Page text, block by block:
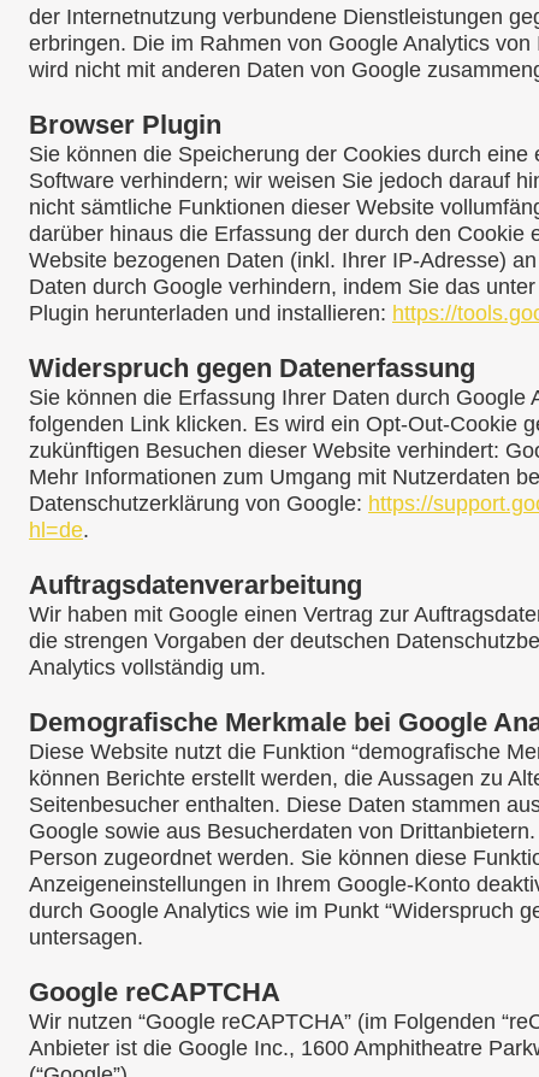
der Internetnutzung verbundene Dienstleistungen
erbringen. Die im Rahmen von Google Analytics
wird nicht mit anderen Daten von Google
Browser Plugin
Sie können die Speicherung der Cookies durch
Software verhindern; wir weisen Sie jedoch darauf
nicht sämtliche Funktionen dieser Website
darüber hinaus die Erfassung der durch den Cookie
Website bezogenen Daten (inkl. Ihrer IP-Adresse)
Daten durch Google verhindern, indem Sie das
Plugin herunterladen und installieren: https://
Widerspruch gegen Datenerfassung
Sie können die Erfassung Ihrer Daten durch Google
folgenden Link klicken. Es wird ein Opt-Out-Cookie
zukünftigen Besuchen dieser Website verhindert:
Mehr Informationen zum Umgang mit Nutzerdaten
Datenschutzerklärung von Google: https://
hl=de.
Auftragsdatenverarbeitung
Wir haben mit Google einen Vertrag zur
die strengen Vorgaben der deutschen
Analytics vollständig um.
Demografische Merkmale bei Google
Diese Website nutzt die Funktion “demografische
können Berichte erstellt werden, die Aussagen zu
Seitenbesucher enthalten. Diese Daten stammen
Google sowie aus Besucherdaten von
Person zugeordnet werden. Sie können diese
Anzeigeneinstellungen in Ihrem Google-Konto
durch Google Analytics wie im Punkt “Widerspruch
untersagen.
Google reCAPTCHA
Wir nutzen “Google reCAPTCHA” (im Folgenden
Anbieter ist die Google Inc., 1600 Amphitheatre